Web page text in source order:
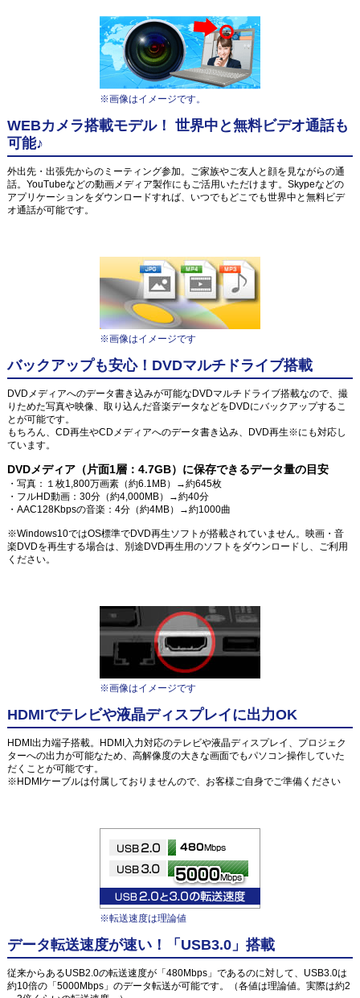
※画像はイメージです。
WEBカメラ搭載モデル！ 世界中と無料ビデオ通話も
可能♪
外出先・出張先からのミーティング参加。ご家族やご友人と顔を見ながらの通
話。YouTubeなどの動画メディア製作にもご活用いただけます。Skypeなどの
アプリケーションをダウンロードすれば、いつでもどこでも世界中と無料ビデ
オ通話が可能です。
※画像はイメージです
バックアップも安心！DVDマルチドライブ搭載
DVDメディアへのデータ書き込みが可能なDVDマルチドライブ搭載なので、撮
りためた写真や映像、取り込んだ音楽データなどをDVDにバックアップするこ
とが可能です。
もちろん、CD再生やCDメディアへのデータ書き込み、DVD再生※にも対応し
ています。
DVDメディア（片面1層：4.7GB）に保存できるデータ量の目安
・写真：１枚1,800万画素（約6.1MB）→約645枚
・フルHD動画：30分（約4,000MB）→約40分
・AAC128Kbpsの音楽：4分（約4MB）→約1000曲
※Windows10ではOS標準でDVD再生ソフトが搭載されていません。映画・音
楽DVDを再生する場合は、別途DVD再生用のソフトをダウンロードし、ご利用
ください。
※画像はイメージです
HDMIでテレビや液晶ディスプレイに出力OK
HDMI出力端子搭載。HDMI入力対応のテレビや液晶ディスプレイ、プロジェク
ターへの出力が可能なため、高解像度の大きな画面でもパソコン操作していた
だくことが可能です。
※HDMIケーブルは付属しておりませんので、お客様ご自身でご準備ください
※転送速度は理論値
データ転送速度が速い！「USB3.0」搭載
従来からあるUSB2.0の転送速度が「480Mbps」であるのに対して、USB3.0は
約10倍の「5000Mbps」のデータ転送が可能です。（各値は理論値。実際は約2